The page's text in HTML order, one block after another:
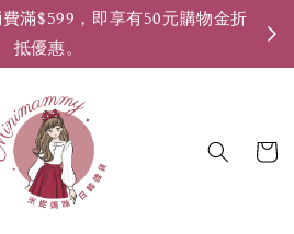
滿$599，即享有50元購物金折
抵優惠。